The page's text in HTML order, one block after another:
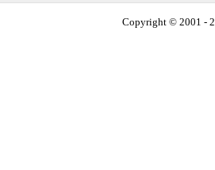
Copyright © 2001 -